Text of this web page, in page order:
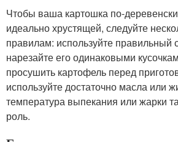
Чтобы ваша картошка по-
идеально хрустящей, следуйте
правилам: используйте правильный
нарезайте его одинаковыми
просушить картофель перед
используйте достаточно масла или
температура выпекания или жарки
роль.